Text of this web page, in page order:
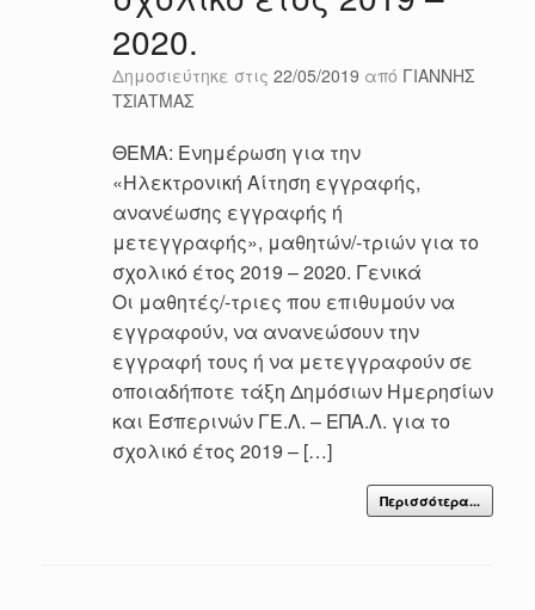
2020.
Δημοσιεύτηκε στις 22/05/2019 από ΓΙΑΝΝΗΣ
ΤΣΙΑΤΜΑΣ
ΘΕΜΑ: Ενημέρωση για την
«Ηλεκτρονική Αίτηση εγγραφής,
ανανέωσης εγγραφής ή
μετεγγραφής», μαθητών/-τριών για το
σχολικό έτος 2019 – 2020. Γενικά
Οι μαθητές/-τριες που επιθυμούν να
εγγραφούν, να ανανεώσουν την
εγγραφή τους ή να μετεγγραφούν σε
οποιαδήποτε τάξη Δημόσιων Ημερησίων
και Εσπερινών ΓΕ.Λ. – ΕΠΑ.Λ. για το
σχολικό έτος 2019 – […]
Περισσότερα...